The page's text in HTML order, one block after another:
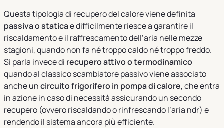
Questa tipologia di recupero del calore viene definita
passiva o staticae difficilmente riesce a garantire il
riscaldamento e il raffrescamento dell’aria nelle mezze
stagioni, quando non fa né troppo caldo né troppo freddo.
Si parla invece di recupero attivo o termodinamico
quando al classico scambiatore passivo viene associato
anche uncircuito frigorifero in pompa di calore, che entra
in azione in caso di necessità assicurando un secondo
recupero (ovvero riscaldando o rinfrescando l’aria ndr) e
rendendo il sistema ancora più efficiente.